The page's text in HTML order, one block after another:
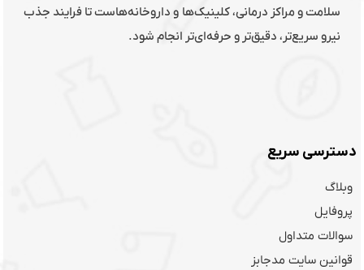
سلامت و مراکز درمانی، کلینیک‌ها و داروخانه‌هاست تا فرایند جذب
نیرو سریع‌تر، دقیق‌تر و حرفه‌ای‌تر انجام شود.
دسترسی سریع
وبلاگ
پروفایل
سوالات متداول
قوانین سایت مدجابز